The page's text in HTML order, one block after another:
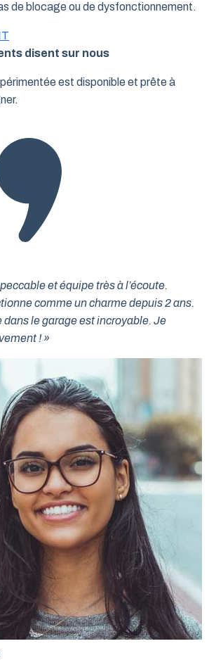
de blocage ou de dysfonctionnement.
disent sur nous
est disponible et prête à
et équipe très à l’écoute.
comme un charme depuis 2 ans.
dans le garage est incroyable. Je
! »